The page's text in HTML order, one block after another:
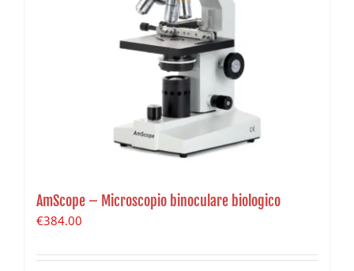
AmScope – Microscopio binoculare biologico
€384.00